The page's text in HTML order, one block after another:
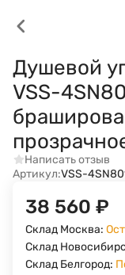
Душевой
VSS-
Написать отзыв
Артикул:VSS-
38 560 ₽
Склад Москва:
Склад
Склад Белгород: